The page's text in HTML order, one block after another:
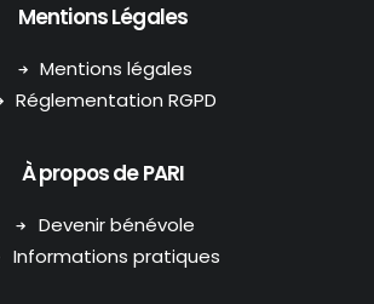
Mentions Légales
Mentions légales
Réglementation RGPD
À propos de PARI
Devenir bénévole
Informations pratiques